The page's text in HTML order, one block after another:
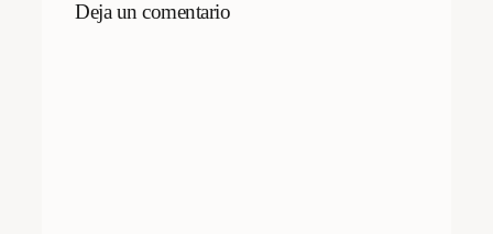
Deja un comentario